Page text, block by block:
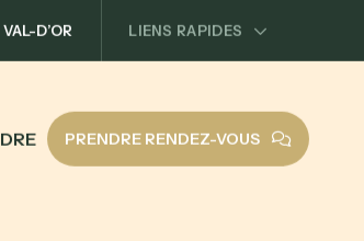
VAL-D’OR LIENS RAPIDES
DRE PRENDRE RENDEZ-VOUS